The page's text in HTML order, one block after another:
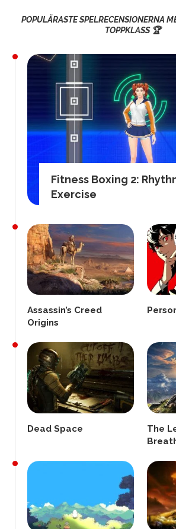
POPULÄRASTE SPELRECENSIONERNA
TOPPKLASS 🏆
Fitness Boxing 2:
Exercise
Assassin’s Creed
Origins
Dead Space
The